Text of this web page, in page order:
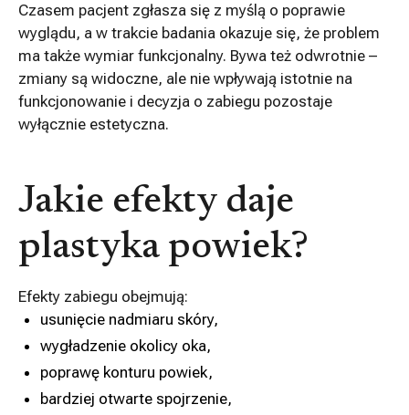
Czasem pacjent zgłasza się z myślą o poprawie
wyglądu, a w trakcie badania okazuje się, że problem
ma także wymiar funkcjonalny. Bywa też odwrotnie –
zmiany są widoczne, ale nie wpływają istotnie na
funkcjonowanie i decyzja o zabiegu pozostaje
wyłącznie estetyczna.
Jakie efekty daje
plastyka powiek?
Efekty zabiegu obejmują:
usunięcie nadmiaru skóry,
wygładzenie okolicy oka,
poprawę konturu powiek,
bardziej otwarte spojrzenie,